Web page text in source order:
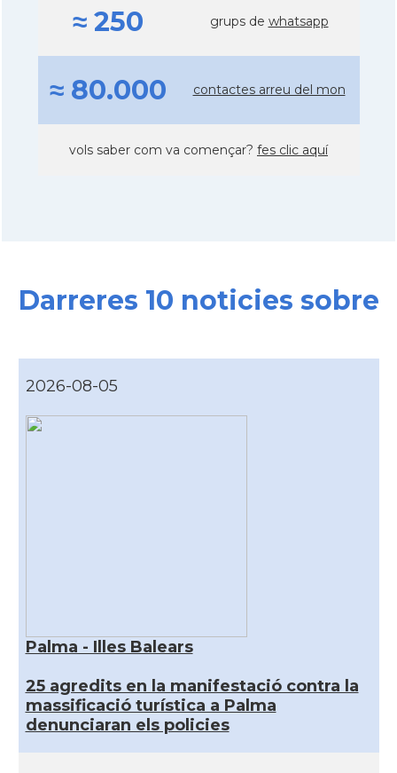
≈ 250 grups de whatsapp
≈ 80.000 contactes arreu del mon
vols saber com va començar? fes clic aquí
Darreres 10 noticies sobre
2026-08-05
Palma - Illes Balears
25 agredits en la manifestació contra la
massificació turística a Palma
denunciaran els policies